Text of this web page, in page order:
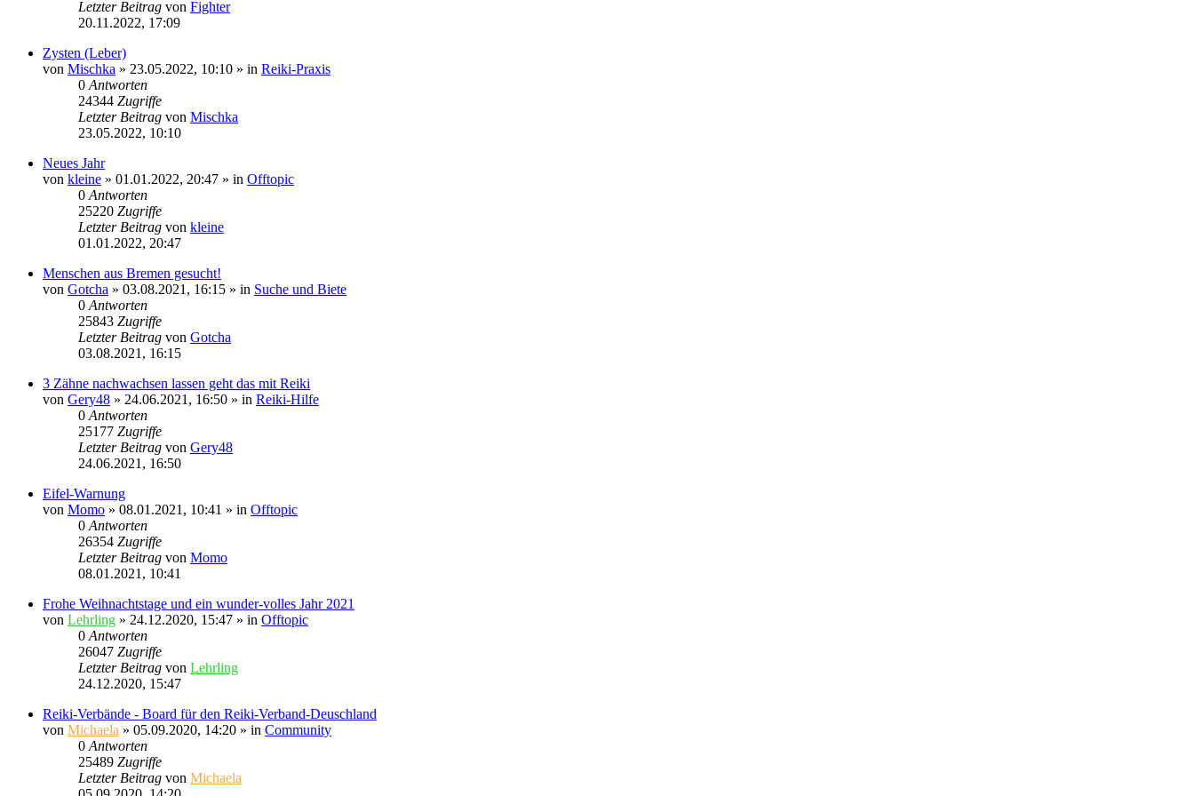
Letzter Beitrag von Fighter
20.11.2022, 17:09
Zysten (Leber)
von Mischka » 23.05.2022, 10:10 » in Reiki-Praxis
0 Antworten
24344 Zugriffe
Letzter Beitrag von Mischka
23.05.2022, 10:10
Neues Jahr
von kleine » 01.01.2022, 20:47 » in Offtopic
0 Antworten
25220 Zugriffe
Letzter Beitrag von kleine
01.01.2022, 20:47
Menschen aus Bremen gesucht!
von Gotcha » 03.08.2021, 16:15 » in Suche und Biete
0 Antworten
25843 Zugriffe
Letzter Beitrag von Gotcha
03.08.2021, 16:15
3 Zähne nachwachsen lassen geht das mit Reiki
von Gery48 » 24.06.2021, 16:50 » in Reiki-Hilfe
0 Antworten
25177 Zugriffe
Letzter Beitrag von Gery48
24.06.2021, 16:50
Eifel-Warnung
von Momo » 08.01.2021, 10:41 » in Offtopic
0 Antworten
26354 Zugriffe
Letzter Beitrag von Momo
08.01.2021, 10:41
Frohe Weihnachtstage und ein wunder-volles Jahr 2021
von Lehrling » 24.12.2020, 15:47 » in Offtopic
0 Antworten
26047 Zugriffe
Letzter Beitrag von Lehrling
24.12.2020, 15:47
Reiki-Verbände - Board für den Reiki-Verband-Deuschland
von Michaela » 05.09.2020, 14:20 » in Community
0 Antworten
25489 Zugriffe
Letzter Beitrag von Michaela